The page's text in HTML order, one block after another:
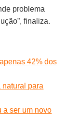
problema
finaliza.
42% dos
para
a ser um novo